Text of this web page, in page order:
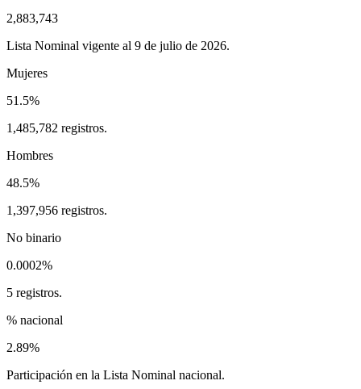
2,883,743
Lista Nominal vigente al 9 de julio de 2026.
Mujeres
51.5%
1,485,782 registros.
Hombres
48.5%
1,397,956 registros.
No binario
0.0002%
5 registros.
% nacional
2.89%
Participación en la Lista Nominal nacional.